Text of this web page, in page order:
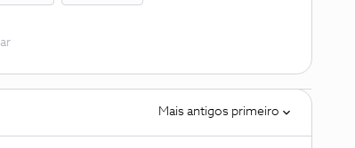
Mais antigos primeiro